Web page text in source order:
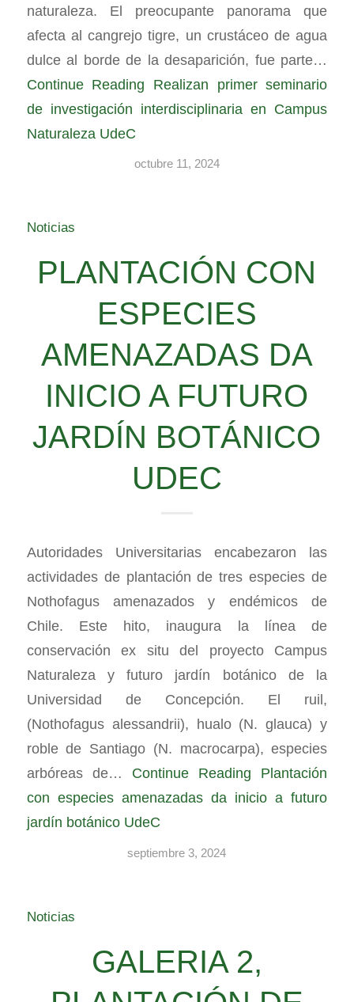
naturaleza. El preocupante panorama que
afecta al cangrejo tigre, un crustáceo de agua
dulce al borde de la desaparición, fue parte…
Continue Reading Realizan primer seminario
de investigación interdisciplinaria en Campus
Naturaleza UdeC
octubre 11, 2024
Noticias
PLANTACIÓN CON
ESPECIES
AMENAZADAS DA
INICIO A FUTURO
JARDÍN BOTÁNICO
UDEC
Autoridades Universitarias encabezaron las
actividades de plantación de tres especies de
Nothofagus amenazados y endémicos de
Chile. Este hito, inaugura la línea de
conservación ex situ del proyecto Campus
Naturaleza y futuro jardín botánico de la
Universidad de Concepción. El ruil,
(Nothofagus alessandrii), hualo (N. glauca) y
roble de Santiago (N. macrocarpa), especies
arbóreas de… Continue Reading Plantación
con especies amenazadas da inicio a futuro
jardín botánico UdeC
septiembre 3, 2024
Noticias
GALERIA 2,